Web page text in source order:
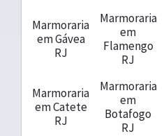
Marmoraria
em Gávea
RJ
Marmoraria
em
Flamengo
RJ
Marmoraria
em Catete
RJ
Marmoraria
em
Botafogo
RJ